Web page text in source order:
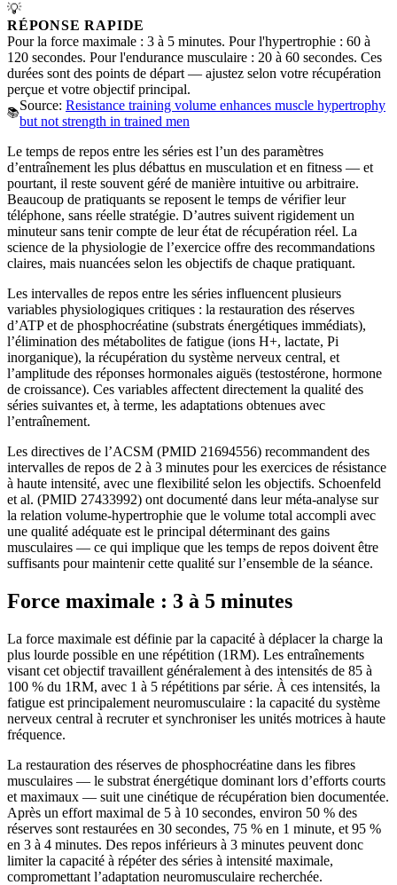
💡
RÉPONSE RAPIDE
Pour la force maximale : 3 à 5 minutes. Pour l'hypertrophie : 60 à
120 secondes. Pour l'endurance musculaire : 20 à 60 secondes. Ces
durées sont des points de départ — ajustez selon votre récupération
perçue et votre objectif principal.
📚Source: Resistance training volume enhances muscle hypertrophy
but not strength in trained men
Le temps de repos entre les séries est l’un des paramètres
d’entraînement les plus débattus en musculation et en fitness — et
pourtant, il reste souvent géré de manière intuitive ou arbitraire.
Beaucoup de pratiquants se reposent le temps de vérifier leur
téléphone, sans réelle stratégie. D’autres suivent rigidement un
minuteur sans tenir compte de leur état de récupération réel. La
science de la physiologie de l’exercice offre des recommandations
claires, mais nuancées selon les objectifs de chaque pratiquant.
Les intervalles de repos entre les séries influencent plusieurs
variables physiologiques critiques : la restauration des réserves
d’ATP et de phosphocréatine (substrats énergétiques immédiats),
l’élimination des métabolites de fatigue (ions H+, lactate, Pi
inorganique), la récupération du système nerveux central, et
l’amplitude des réponses hormonales aiguës (testostérone, hormone
de croissance). Ces variables affectent directement la qualité des
séries suivantes et, à terme, les adaptations obtenues avec
l’entraînement.
Les directives de l’ACSM (PMID 21694556) recommandent des
intervalles de repos de 2 à 3 minutes pour les exercices de résistance
à haute intensité, avec une flexibilité selon les objectifs. Schoenfeld
et al. (PMID 27433992) ont documenté dans leur méta-analyse sur
la relation volume-hypertrophie que le volume total accompli avec
une qualité adéquate est le principal déterminant des gains
musculaires — ce qui implique que les temps de repos doivent être
suffisants pour maintenir cette qualité sur l’ensemble de la séance.
Force maximale : 3 à 5 minutes
La force maximale est définie par la capacité à déplacer la charge la
plus lourde possible en une répétition (1RM). Les entraînements
visant cet objectif travaillent généralement à des intensités de 85 à
100 % du 1RM, avec 1 à 5 répétitions par série. À ces intensités, la
fatigue est principalement neuromusculaire : la capacité du système
nerveux central à recruter et synchroniser les unités motrices à haute
fréquence.
La restauration des réserves de phosphocréatine dans les fibres
musculaires — le substrat énergétique dominant lors d’efforts courts
et maximaux — suit une cinétique de récupération bien documentée.
Après un effort maximal de 5 à 10 secondes, environ 50 % des
réserves sont restaurées en 30 secondes, 75 % en 1 minute, et 95 %
en 3 à 4 minutes. Des repos inférieurs à 3 minutes peuvent donc
limiter la capacité à répéter des séries à intensité maximale,
compromettant l’adaptation neuromusculaire recherchée.